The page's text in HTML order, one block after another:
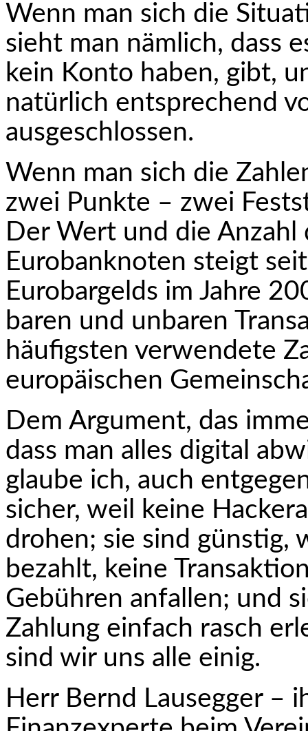
Wenn man sich die
sieht man nämlich, dass
kein Konto haben, gibt,
natürlich entsprechend
ausgeschlossen.
Wenn man sich die
zwei Punkte – zwei
Der Wert und die
Eurobanknoten steigt
Eurobargelds im Jahre
baren und unbaren
häufigsten verwendete
europäischen
Dem Argument, das
dass man alles digital
glaube ich, auch
sicher, weil keine
drohen; sie sind günstig,
bezahlt, keine
Gebühren anfallen; und
Zahlung einfach rasch
sind wir uns alle einig.
Herr Bernd Lausegger –